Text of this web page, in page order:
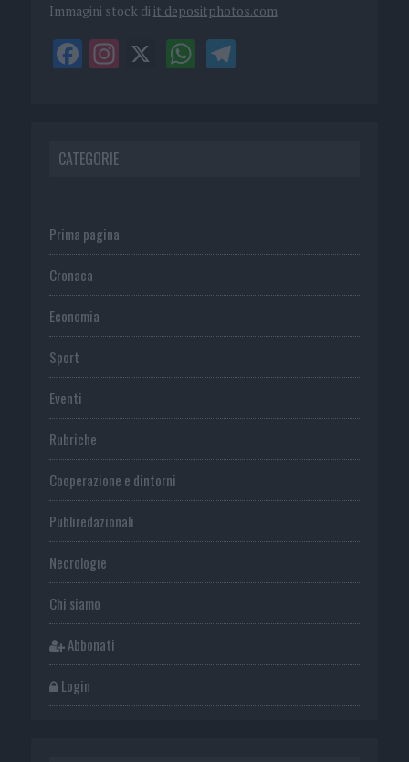
Immagini stock di it.depositphotos.com
CATEGORIE
Prima pagina
Cronaca
Economia
Sport
Eventi
Rubriche
Cooperazione e dintorni
Publiredazionali
Necrologie
Chi siamo
Abbonati
Login